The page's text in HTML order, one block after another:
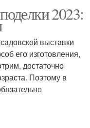
2023:
выставки
его изготовления,
достаточно
Поэтому в